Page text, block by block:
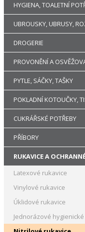
HYGIENA, TOALETNÍ
UBROUSKY, UBRUSY,
DROGERIE
PROVONĚNÍ A
PYTLE, SÁČKY, TAŠKY
POKLADNÍ KOTOUČKY,
CUKRÁŘSKÉ POTŘEBY
PŘÍBORY
RUKAVICE A
Latexové rukavice
Vinylové rukavice
Úklidové rukavice
Jednorázové